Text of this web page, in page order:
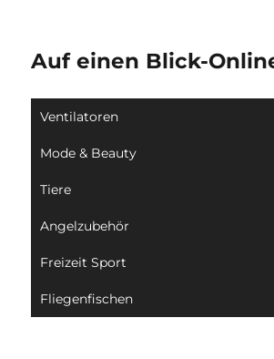
Auf einen Blick-
Ventilatoren
Mode & Beauty
Tiere
Angelzubehör
Freizeit Sport
Fliegenfischen